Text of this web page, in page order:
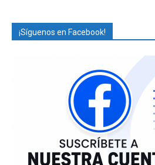
¡Síguenos en Facebook!